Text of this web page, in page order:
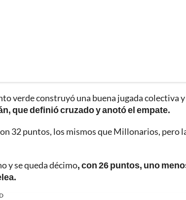
verde construyó una buena jugada colectiva y
que definió cruzado y anotó el empate.
32 puntos, los mismos que Millonarios, pero
y se queda décimo, con 26 puntos, uno